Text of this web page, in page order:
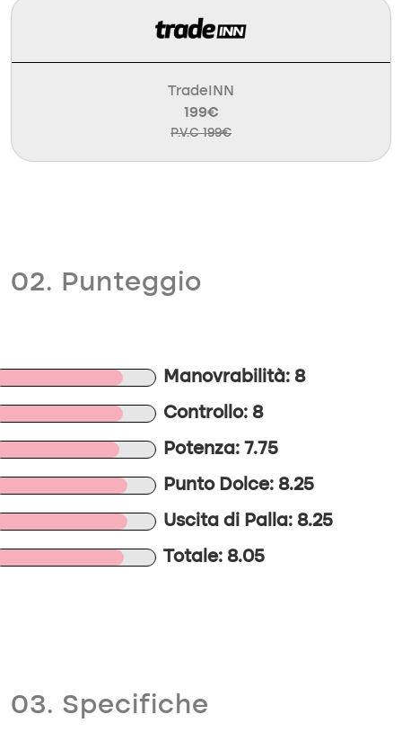
TradeINN
199€
P.V.C 199€
02. Punteggio
Manovrabilità: 8
Controllo: 8
Potenza: 7.75
Punto Dolce: 8.25
Uscita di Palla: 8.25
Totale: 8.05
03. Specifiche